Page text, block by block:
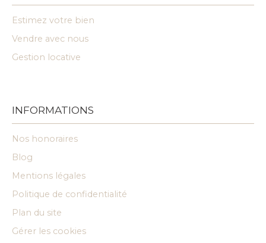
Estimez votre bien
Vendre avec nous
Gestion locative
INFORMATIONS
Nos honoraires
Blog
Mentions légales
Politique de confidentialité
Plan du site
Gérer les cookies